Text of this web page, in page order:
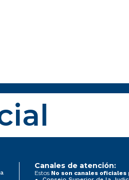
Canales de atención:
Estos No son canales oficiales